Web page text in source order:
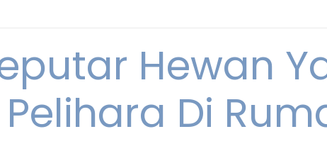
Hewan
Pelihara Di